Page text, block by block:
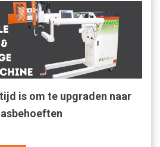
is om te upgraden naar